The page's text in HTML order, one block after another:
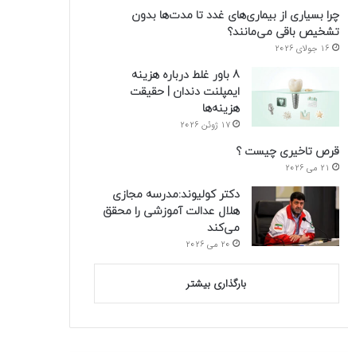
چرا بسیاری از بیماری‌های غدد تا مدت‌ها بدون
تشخیص باقی می‌مانند؟
16 جولای 2026
8 باور غلط درباره هزینه
ایمپلنت دندان | حقیقت
هزینه‌ها
17 ژوئن 2026
قرص تاخیری چیست ؟
21 می 2026
دکتر کولیوند:مدرسه مجازی
هلال عدالت آموزشی را محقق
می‌کند
20 می 2026
بارگذاری بیشتر